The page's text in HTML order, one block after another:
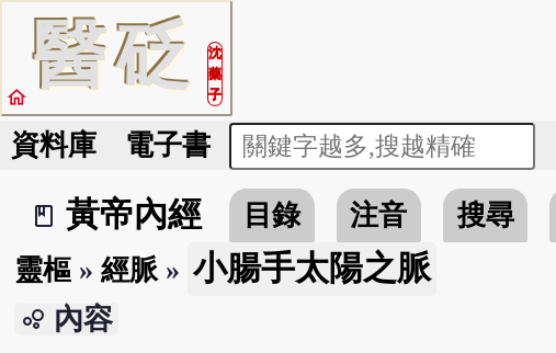
醫砭
沈
藥
子
home
資料庫 電子書
book_2
黃帝內經 目錄 注音 搜尋
靈樞» 經脈» 小腸手太陽之脈
bubble_chart 內容